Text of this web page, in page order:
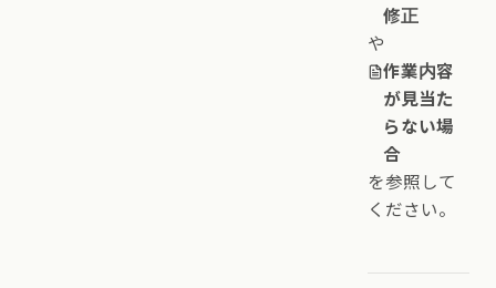
修正
や
作業内容
が見当た
らない場
合
を参照して
ください。